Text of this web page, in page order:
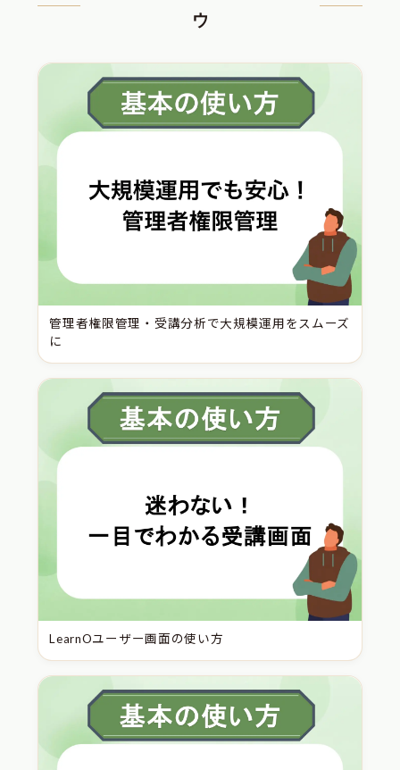
ウ
管理者権限管理・受講分析で大規模運用をスムーズ
に
LearnOユーザー画面の使い方